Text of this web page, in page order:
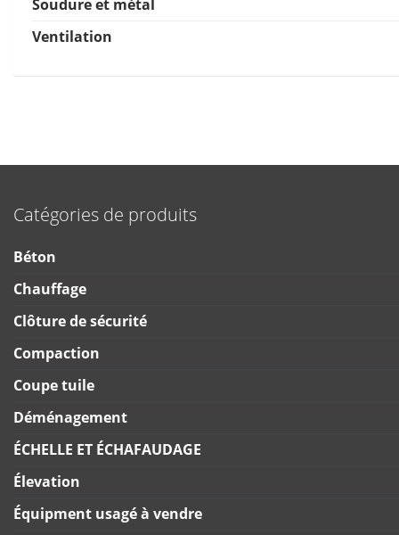
Soudure et métal
Ventilation
Catégories de produits
Béton
Chauffage
Clôture de sécurité
Compaction
Coupe tuile
Déménagement
ÉCHELLE ET ÉCHAFAUDAGE
Élevation
Équipment usagé à vendre